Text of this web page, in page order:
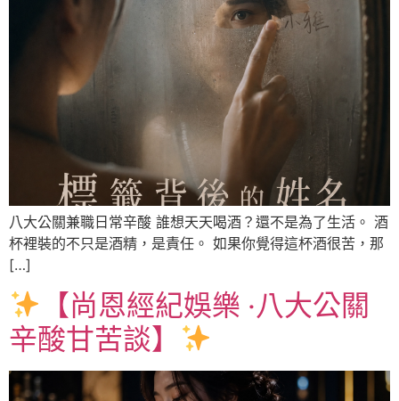
八大公關兼職日常辛酸 誰想天天喝酒？還不是為了生活。 酒
杯裡裝的不只是酒精，是責任。 如果你覺得這杯酒很苦，那
[…]
【尚恩經紀娛樂 ‧八大公關
辛酸甘苦談】